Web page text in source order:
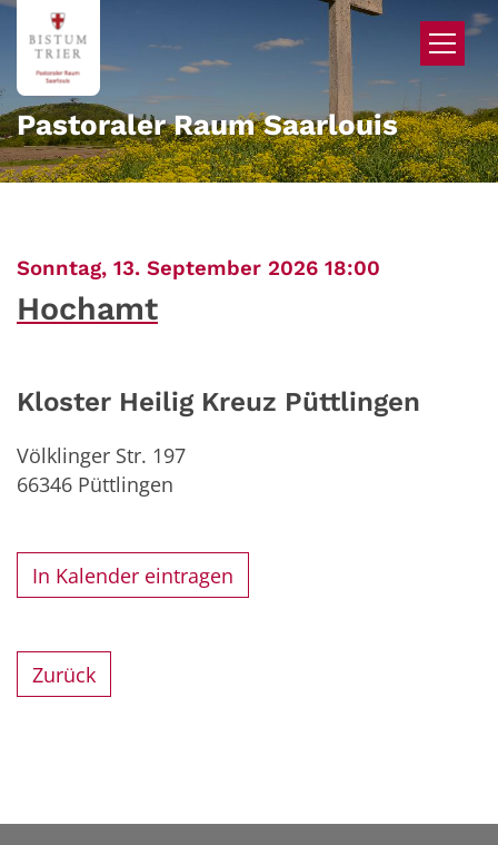
Zum Inhalt springen
Pastoraler Raum Saarlouis
Sonntag, 13. September 2026 18:00
Hochamt
Kloster Heilig Kreuz Püttlingen
Völklinger Str. 197
66346 Püttlingen
In Kalender eintragen
Zurück